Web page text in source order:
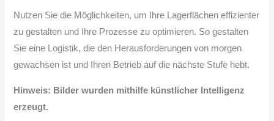
Nutzen Sie die Möglichkeiten, um Ihre Lagerflächen effizienter
zu gestalten und Ihre Prozesse zu optimieren. So gestalten
Sie eine Logistik, die den Herausforderungen von morgen
gewachsen ist und Ihren Betrieb auf die nächste Stufe hebt.
Hinweis: Bilder wurden mithilfe künstlicher Intelligenz
erzeugt.